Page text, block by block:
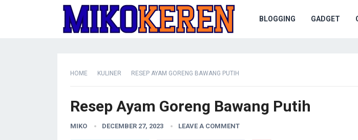
BLOGGING GADGET
HOME KULINER RESEP AYAM GORENG BAWANG PUTIH
Resep Ayam Goreng Bawang Putih
MIKO DECEMBER 27, 2023 LEAVE A COMMENT